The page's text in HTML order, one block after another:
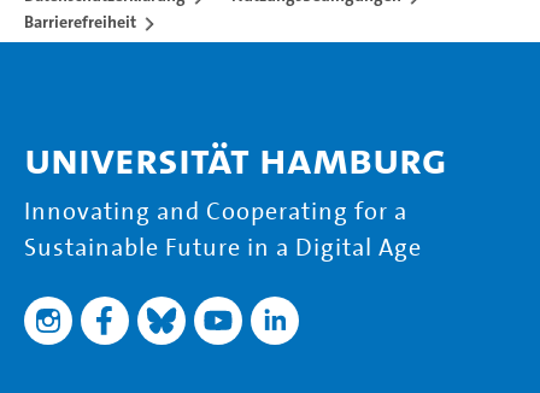
Barrierefreiheit
Universität Hamburg
Innovating and Cooperating for a
Sustainable Future in a Digital Age